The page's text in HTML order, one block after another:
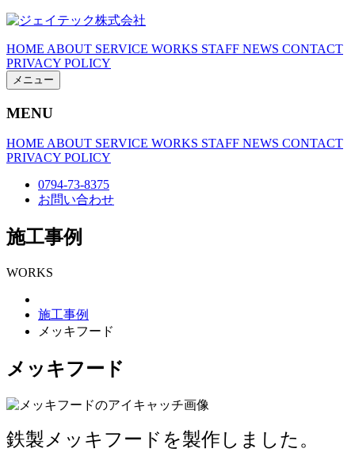
HOME ABOUT SERVICE WORKS STAFF NEWS CONTACT
PRIVACY POLICY
メニュー
MENU
HOME ABOUT SERVICE WORKS STAFF NEWS CONTACT
PRIVACY POLICY
0794-73-8375
お問い合わせ
施工事例
WORKS
施工事例
メッキフード
メッキフード
鉄製メッキフードを製作しました。